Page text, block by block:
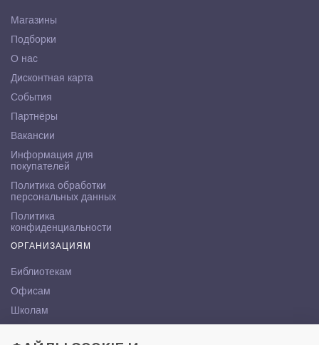
Магазины
Подборки
О нас
Дисконтная карта
События
Партнёры
Вакансии
Информация для
покупателей
Политика обработки
персональных данных
Политика
конфиденциальности
ОРГАНИЗАЦИЯМ
Библиотекам
Офисам
Школам